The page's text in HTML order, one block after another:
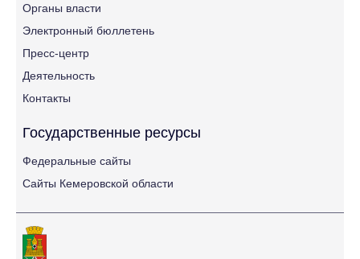
Органы власти
Электронный бюллетень
Пресс-центр
Деятельность
Контакты
Государственные ресурсы
Федеральные сайты
Сайты Кемеровской области